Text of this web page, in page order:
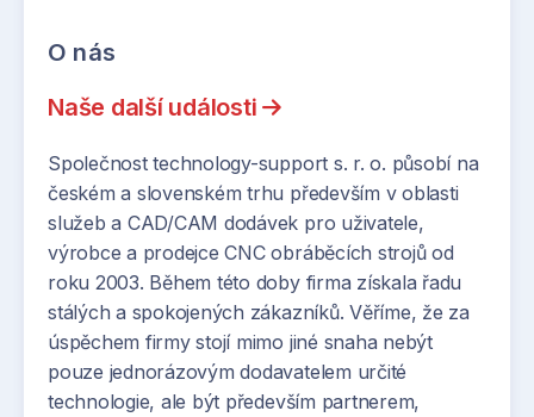
O nás
Naše další události
Společnost technology-support s. r. o. působí na
českém a slovenském trhu především v oblasti
služeb a CAD/CAM dodávek pro uživatele,
výrobce a prodejce CNC obráběcích strojů od
roku 2003. Během této doby firma získala řadu
stálých a spokojených zákazníků. Věříme, že za
úspěchem firmy stojí mimo jiné snaha nebýt
pouze jednorázovým dodavatelem určité
technologie, ale být především partnerem,